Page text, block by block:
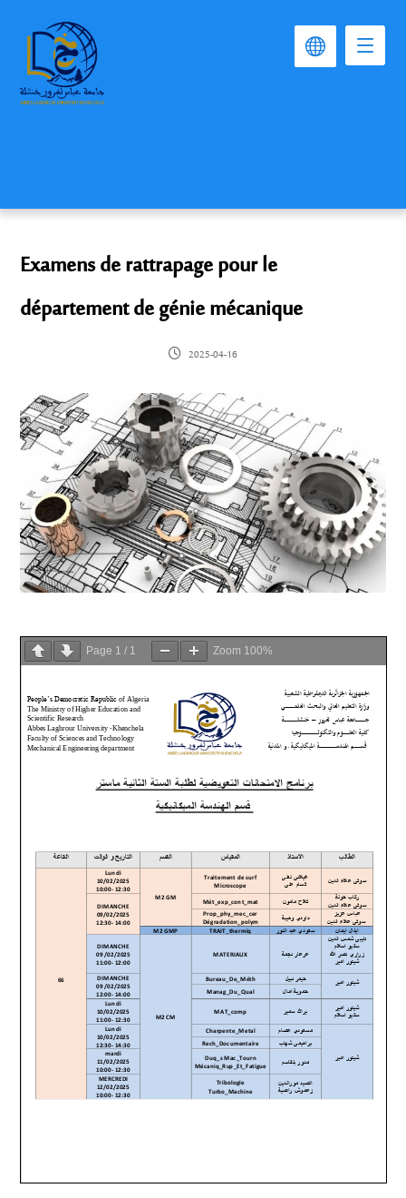
Examens de rattrapage pour le
département de génie mécanique
2025-04-16
Page 1 / 1 Zoom 100%